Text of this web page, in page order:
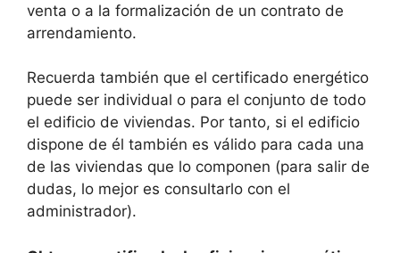
venta o a la formalización de un contrato de
arrendamiento.
Recuerda también que el certificado energético
puede ser individual o para el conjunto de todo
el edificio de viviendas. Por tanto, si el edificio
dispone de él también es válido para cada una
de las viviendas que lo componen (para salir de
dudas, lo mejor es consultarlo con el
administrador).